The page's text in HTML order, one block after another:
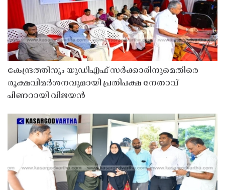
കേന്ദ്രത്തിനും യുഡിഎഫ് സർക്കാരിനുമെതിരെ
രൂക്ഷവിമർശനവുമായി പ്രതിപക്ഷ നേതാവ്
പിണറായി വിജയൻ